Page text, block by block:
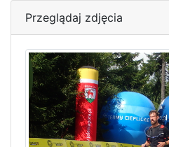
Przeglądaj zdjęcia